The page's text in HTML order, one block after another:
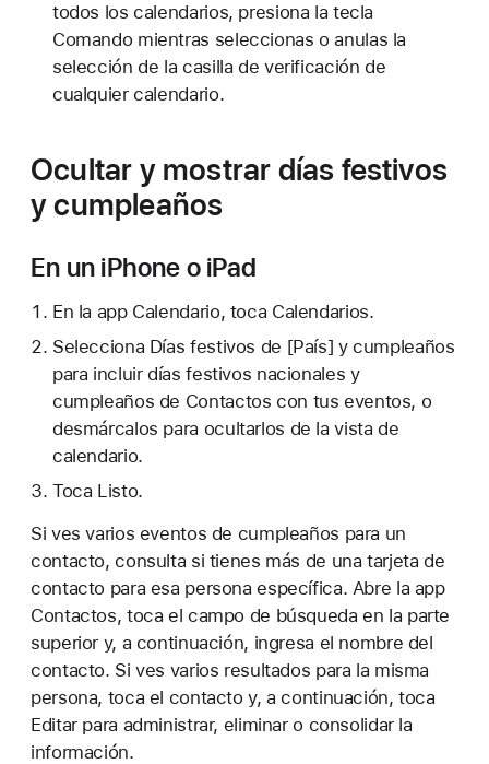
todos los calendarios, presiona la tecla
Comando mientras seleccionas o anulas la
selección de la casilla de verificación de
cualquier calendario.
Ocultar y mostrar días festivos
y cumpleaños
En un iPhone o iPad
En la app Calendario, toca Calendarios.
Selecciona Días festivos de [País] y cumpleaños
para incluir días festivos nacionales y
cumpleaños de Contactos con tus eventos, o
desmárcalos para ocultarlos de la vista de
calendario.
Toca Listo.
Si ves varios eventos de cumpleaños para un
contacto, consulta si tienes más de una tarjeta de
contacto para esa persona específica. Abre la app
Contactos, toca el campo de búsqueda en la parte
superior y, a continuación, ingresa el nombre del
contacto. Si ves varios resultados para la misma
persona, toca el contacto y, a continuación, toca
Editar para administrar, eliminar o consolidar la
información.